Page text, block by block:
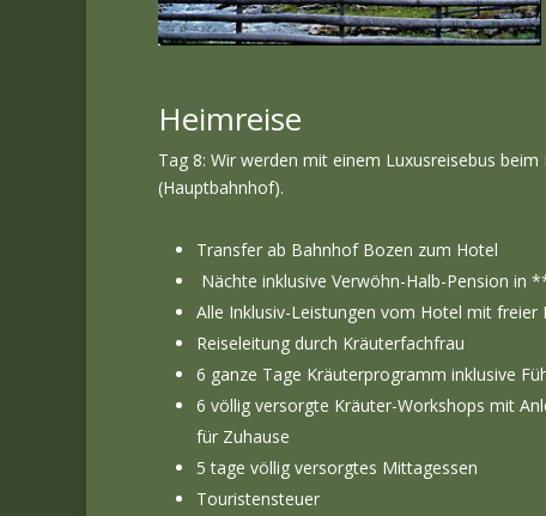
Heimreise
Tag 8: Wir werden mit einem Luxusreisebus
(Hauptbahnhof).
Transfer ab Bahnhof Bozen zum Hotel
Nächte inklusive Verwöhn-Halb-Pension in
Alle Inklusiv-Leistungen vom Hotel mit freier
Reiseleitung durch Kräuterfachfrau
6 ganze Tage Kräuterprogramm inklusive
6 völlig versorgte Kräuter-Workshops mit
für Zuhause
5 tage völlig versorgtes Mittagessen
Touristensteuer